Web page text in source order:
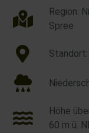
Region:
Spree
Höhe
60 m ü.